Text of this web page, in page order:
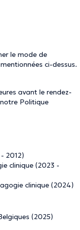
le mode de
ci-dessus.
avant le rendez-
Politique
2012)
clinique (2023 -
clinique (2024)
(2025)